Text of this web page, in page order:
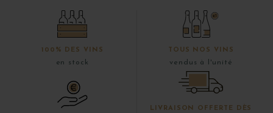
100% DES VINS
en stock
TOUS NOS VINS
vendus à l'unité
LIVRAISON OFFERTE DÈS